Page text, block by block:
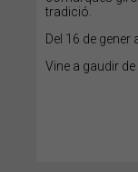
tradició.
Del 16 de gener
Vine a gaudir